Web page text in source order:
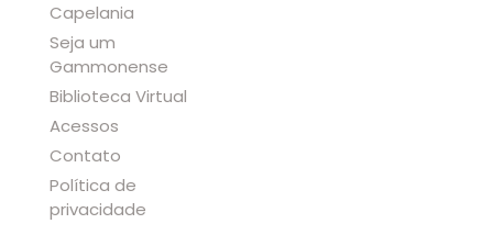
Capelania
Seja um
Gammonense
Biblioteca Virtual
Acessos
Contato
Política de
privacidade